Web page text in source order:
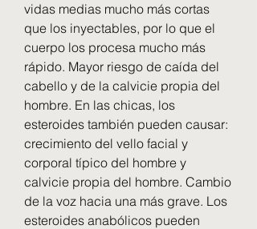
vidas medias mucho más cortas
que los inyectables, por lo que el
cuerpo los procesa mucho más
rápido. Mayor riesgo de caída del
cabello y de la calvicie propia del
hombre. En las chicas, los
esteroides también pueden causar:
crecimiento del vello facial y
corporal típico del hombre y
calvicie propia del hombre. Cambio
de la voz hacia una más grave. Los
esteroides anabólicos pueden